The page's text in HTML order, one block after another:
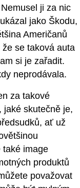
ji za nic
jako Škodu,
Američanů
se taková auta
si je zařadit.
neprodávala.
za takové
jaké skutečně je,
ať už
také image
produktů
považovat